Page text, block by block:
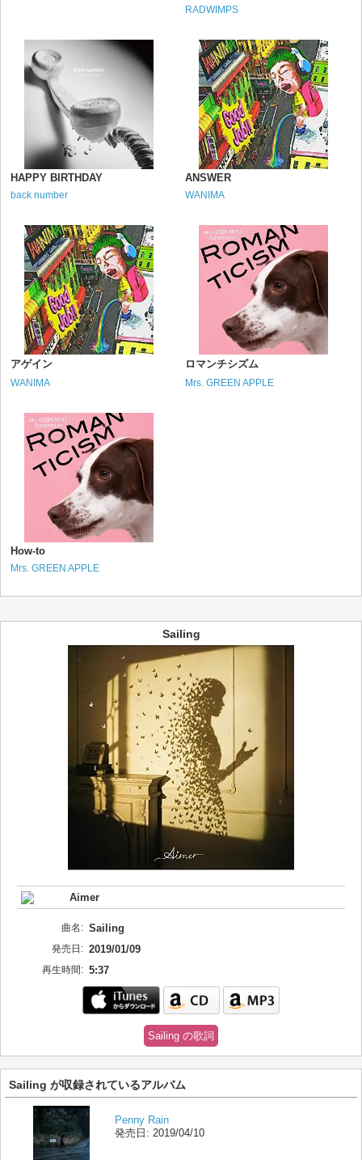
RADWIMPS
HAPPY BIRTHDAY
back number
ANSWER
WANIMA
アゲイン
WANIMA
ロマンチシズム
Mrs. GREEN APPLE
How-to
Mrs. GREEN APPLE
Sailing
Aimer
曲名: Sailing
発売日: 2019/01/09
再生時間: 5:37
Sailing の歌詞
Sailing が収録されているアルバム
Penny Rain
発売日: 2019/04/10